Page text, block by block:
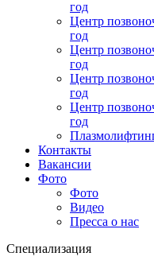
год
Центр
год
Центр
год
Центр
год
Центр
год
Контакты
Вакансии
Фото
Фото
Видео
Пресса о нас
Специализация